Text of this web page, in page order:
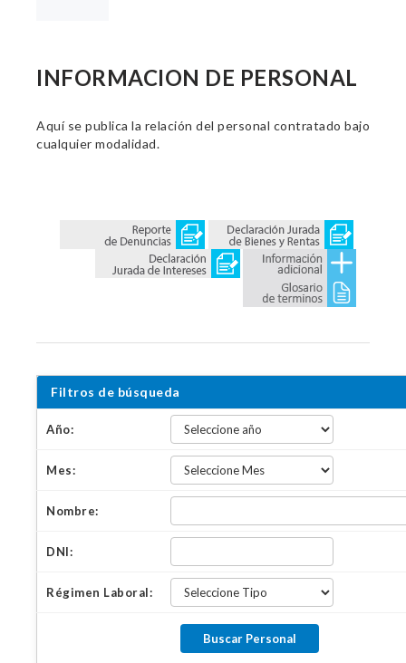
INFORMACION DE PERSONAL
Aquí se publica la relación del personal contratado bajo
cualquier modalidad.
Filtros de búsqueda
Año:
Mes:
Nombre:
DNI:
Régimen Laboral: